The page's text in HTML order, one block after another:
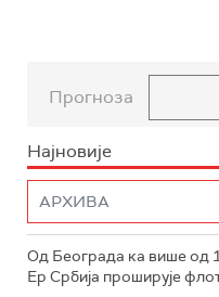
Прогноза
Најновије
Од Београда ка више од
Ер Србија проширује